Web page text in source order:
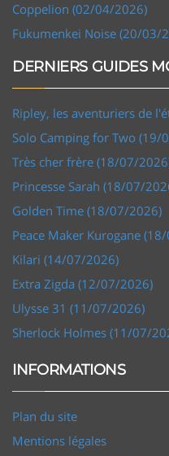
Coppelion (02/04/2026)
Fukumenkei Noise (20/03/
DERNIERS GUIDES
Ripley, les aventuriers de
Solo Camping for Two (19/
Très cher frère (18/07/
Princesse Sarah (18/07/
Golden Time (18/07/2026)
Peace Maker Kurogane
Kilari (14/07/2026)
Extra Zigda (12/07/2026)
Ulysse 31 (11/07/2026)
Sherlock Holmes (11/07/
INFORMATIONS
Plan du site
Mentions légales